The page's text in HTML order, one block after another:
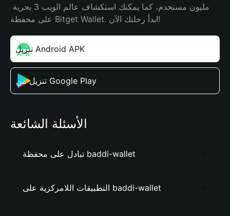
على محفظة Bitget Wallet. ابدأ رحلتك الآن!
تنزيل Android APK
تنزيل من Google Play
الأسئلة الشائعة
تبادل على محفظة baddi-wallet
التطبيقات اللامركزية على baddi-wallet